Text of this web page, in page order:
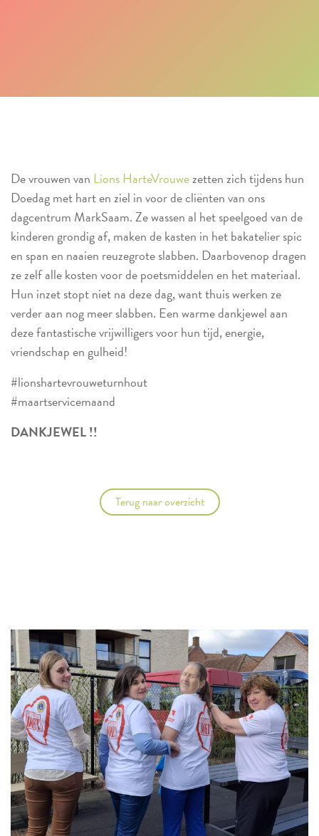
De vrouwen van Lions HarteVrouwezetten zich tijdens hun
Doedag met hart en ziel in voor de cliënten van ons
dagcentrum MarkSaam. Ze wassen al het speelgoed van de
kinderen grondig af, maken de kasten in het bakatelier spic
en span en naaien reuzegrote slabben. Daarbovenop dragen
ze zelf alle kosten voor de poetsmiddelen en het materiaal.
Hun inzet stopt niet na deze dag, want thuis werken ze
verder aan nog meer slabben. Een warme dankjewel aan
deze fantastische vrijwilligers voor hun tijd, energie,
vriendschap en gulheid!
#lionshartevrouweturnhout
#maartservicemaand
DANKJEWEL !!
Terug naar overzicht